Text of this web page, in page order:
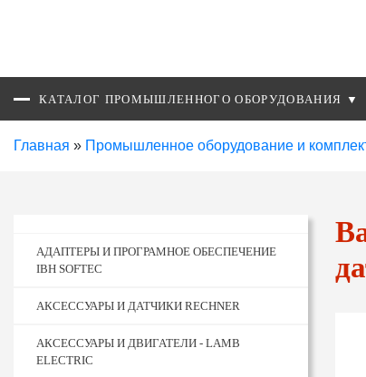
КАТАЛОГ ПРОМЫШЛЕННОГО ОБОРУДОВАНИЯ ▼
Главная » Промышленное оборудование и
АДАПТЕРЫ И ПРОГРАМНОЕ ОБЕСПЕЧЕНИЕ
IBH SOFTEC
АКСЕССУАРЫ И ДАТЧИКИ RECHNER
АКСЕССУАРЫ И ДВИГАТЕЛИ - LAMB
ELECTRIC